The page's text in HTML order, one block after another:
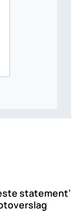
statement’